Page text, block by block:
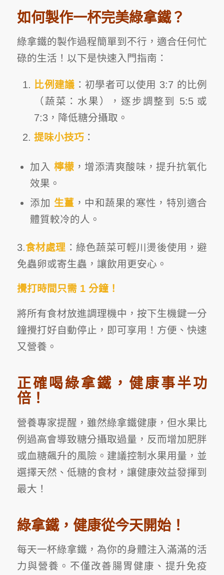
如何製作一杯完美綠拿鐵？
綠拿鐵的製作過程簡單到不行，適合任何忙
碌的生活！以下是快速入門指南：
比例建議 ：初學者可以使用 3:7 的比例
（蔬菜：水果），逐步調整到 5:5 或
7:3，降低糖分攝取。
提味小技巧 ：
加入 檸檬 ，增添清爽酸味，提升抗氧化
效果。
添加 生薑 ，中和蔬果的寒性，特別適合
體質較冷的人。
3.食材處理 ：綠色蔬菜可輕川燙後使用，避
免蟲卵或寄生蟲，讓飲用更安心。
攪打時間只需 1 分鐘！
將所有食材放進調理機中，按下生機鍵一分
鐘攪打好自動停止，即可享用！方便、快速
又營養。
正確喝綠拿鐵，健康事半功
倍！
營養專家提醒，雖然綠拿鐵健康，但水果比
例過高會導致糖分攝取過量，反而增加肥胖
或血糖飆升的風險。建議控制水果用量，並
選擇天然、低糖的食材，讓健康效益發揮到
最大！
綠拿鐵，健康從今天開始！
每天一杯綠拿鐵，為你的身體注入滿滿的活
力與營養。不僅改善腸胃健康、提升免疫